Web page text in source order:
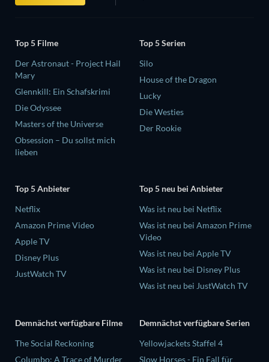
Top 5 Filme
Der Astronaut - Project Hail
Mary
Glennkill: Ein Schafskrimi
Die Odyssee
Masters of the Universe
Obsession – Du sollst mich
lieben
Top 5 Serien
Silo
House of the Dragon
Lucky
Die Westies
Der Rookie
Top 5 Anbieter
Netflix
Amazon Prime Video
Apple TV
Disney Plus
JustWatch TV
Top 5 neu bei Anbieter
Was ist neu bei Netflix
Was ist neu bei Amazon Prime
Video
Was ist neu bei Apple TV
Was ist neu bei Disney Plus
Was ist neu bei JustWatch TV
Demnächst verfügbare Filme
The Social Reckoning
Columbo: A Trace of Murder
Demnächst verfügbare Serien
Yellowjackets Staffel 4
Slow Horses - Ein Fall für